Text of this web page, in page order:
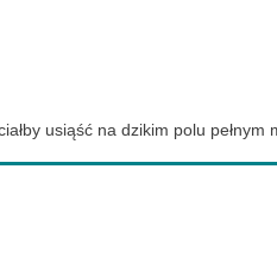
usiąść na dzikim polu pełnym